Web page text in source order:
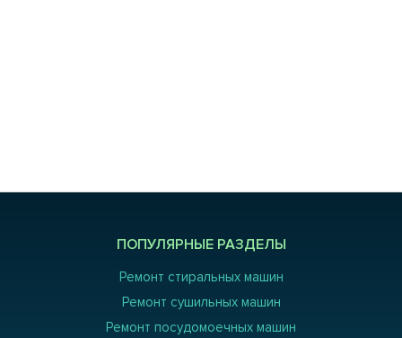
ПОПУЛЯРНЫЕ РАЗДЕЛЫ
Ремонт стиральных машин
Ремонт сушильных машин
Ремонт посудомоечных машин